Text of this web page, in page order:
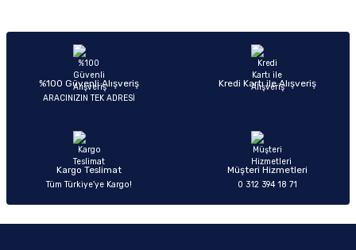
Ürün hakkında henüz soru sorulmamış.
%100 Güvenli Alışveriş
ARACINIZIN TEK ADRESİ
Kredi Kartı ile Alışveriş
Kargo Teslimat
Tüm Türkiye’ye Kargo!
Müşteri Hizmetleri
0 312 394 18 71